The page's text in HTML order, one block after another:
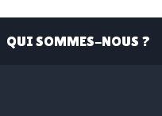
QUI SOMMES-NOUS ?